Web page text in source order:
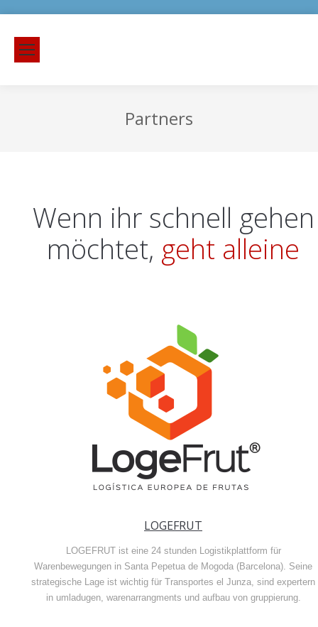
Partners
Wenn ihr schnell gehen
möchtet, geht alleine
LOGEFRUT
LOGEFRUT ist eine 24 stunden Logistikplattform für
Warenbewegungen in Santa Pepetua de Mogoda (Barcelona). Seine
strategische Lage ist wichtig für Transportes el Junza, sind expertern
in umladugen, warenarrangments und aufbau von gruppierung.